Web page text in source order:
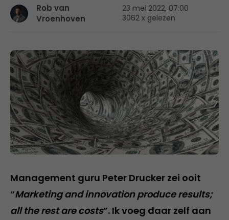
Rob van
Vroenhoven
23 mei 2022, 07:00
3062 x gelezen
Management guru Peter Drucker zei ooit
“Marketing and innovation produce results;
all the rest are costs”. Ik voeg daar zelf aan